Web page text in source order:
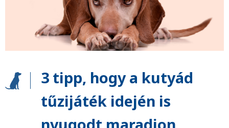
3 tipp, hogy a kutyád
tűzijáték idején is